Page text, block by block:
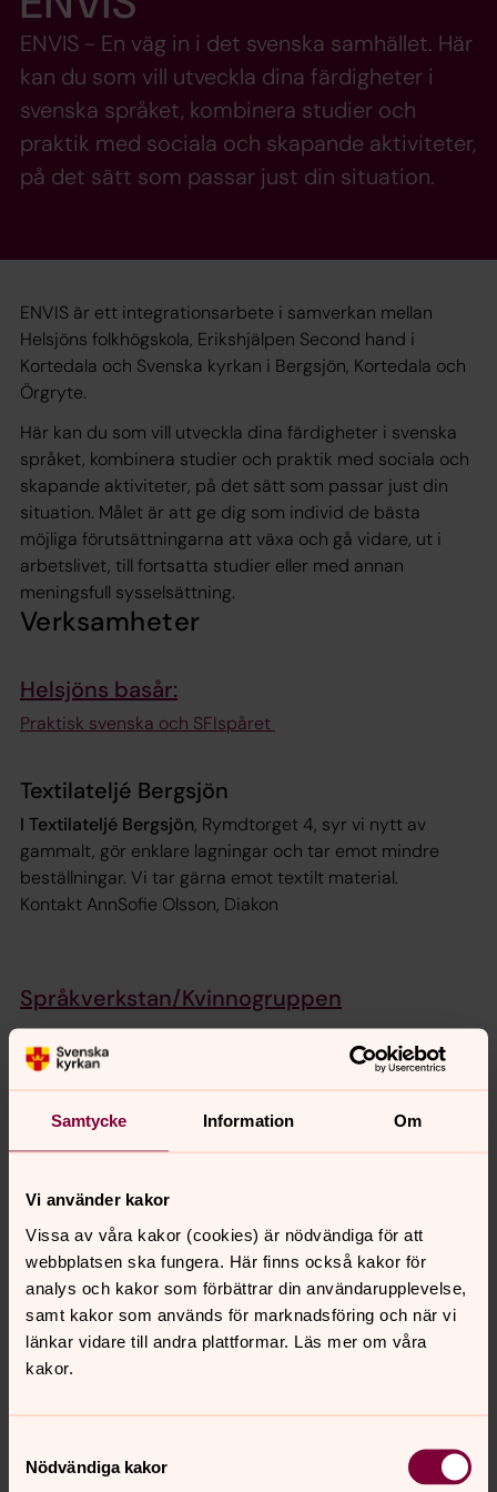
Samtycke Information Om
Vi använder kakor
Vissa av våra kakor (cookies) är nödvändiga för att
webbplatsen ska fungera. Här finns också kakor för
analys och kakor som förbättrar din användarupplevelse,
samt kakor som används för marknadsföring och när vi
länkar vidare till andra plattformar. Läs mer om våra
kakor.
Nödvändiga kakor
ENVIS - En väg in i det svenska samhället. Här
kan du som vill utveckla dina färdigheter i
svenska språket, kombinera studier och
praktik med sociala och skapande aktiviteter,
på det sätt som passar just din situation.
ENVIS är ett integrationsarbete i samverkan mellan
Helsjöns folkhögskola, Erikshjälpen Second hand i
Kortedala och Svenska kyrkan i Bergsjön, Kortedala och
Örgryte.
Här kan du som vill utveckla dina färdigheter i svenska
språket, kombinera studier och praktik med sociala och
skapande aktiviteter, på det sätt som passar just din
situation. Målet är att ge dig som individ de bästa
möjliga förutsättningarna att växa och gå vidare, ut i
arbetslivet, till fortsatta studier eller med annan
meningsfull sysselsättning.
Verksamheter
Helsjöns basår:
Praktisk svenska och SFIspåret
Textilateljé Bergsjön
I Textilateljé Bergsjön, Rymdtorget 4, syr vi nytt av
gammalt, gör enklare lagningar och tar emot mindre
beställningar. Vi tar gärna emot textilt material.
Kontakt AnnSofie Olsson, Diakon
Språkverkstan/Kvinnogruppen
Språkpraktik
Erikshjälpen Second hand i Kortedala erbjuder praktik till
dig som studerar på Helsjöns basår och har behov av